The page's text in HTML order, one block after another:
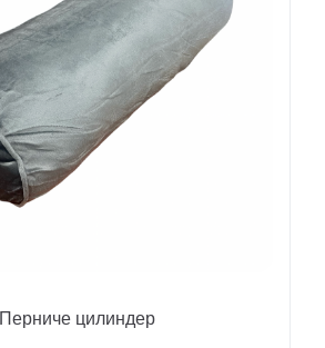
Перниче цилиндер